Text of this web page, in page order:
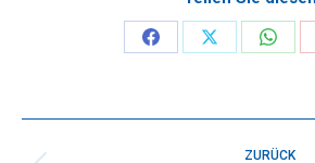
Share
Facebook
Share
X
ZURÜCK